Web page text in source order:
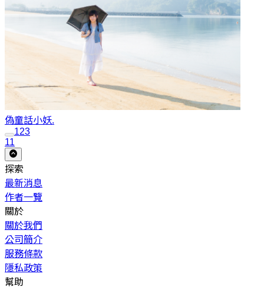
偽童話小妖.
123
11
探索
最新消息
作者一覽
關於
關於我們
公司簡介
服務條款
隱私政策
幫助